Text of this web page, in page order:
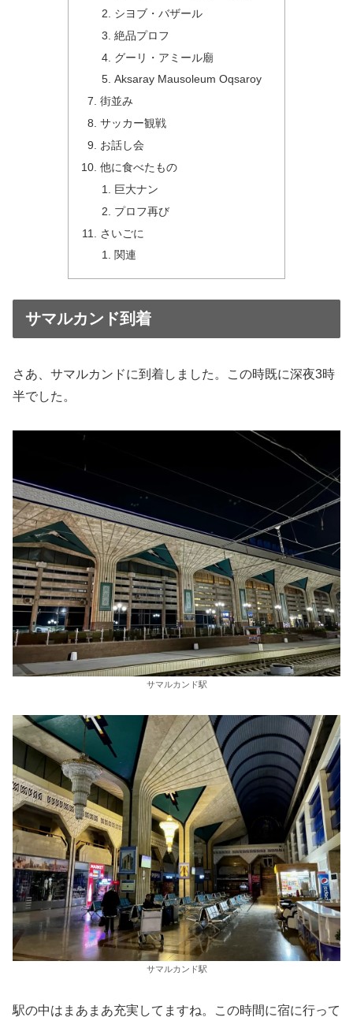
シヨブ・バザール
絶品プロフ
グーリ・アミール廟
Aksaray Mausoleum Oqsaroy
街並み
サッカー観戦
お話し会
他に食べたもの
巨大ナン
プロフ再び
さいごに
関連
サマルカンド到着
さあ、サマルカンドに到着しました。この時既に深夜3時
半でした。
サマルカンド駅
サマルカンド駅
駅の中はまあまあ充実してますね。この時間に宿に行って